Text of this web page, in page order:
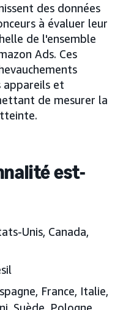
des données
à évaluer leur
de l'ensemble
Ads. Ces
appareils et
de mesurer la
est-
Unis, Canada,
France, Italie,